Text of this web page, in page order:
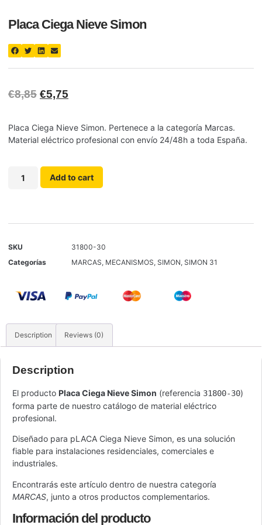
Placa Ciega Nieve Simon
€8,85 €5,75
Placa Ciega Nieve Simon. Pertenece a la categoría Marcas.
Material eléctrico profesional con envío 24/48h a toda España.
Add to cart
SKU
31800-30
Categorías
MARCAS, MECANISMOS, SIMON, SIMON 31
Description Reviews (0)
Description
El producto Placa Ciega Nieve Simon (referencia 31800-30)
forma parte de nuestro catálogo de material eléctrico
profesional.
Diseñado para pLACA Ciega Nieve Simon, es una solución
fiable para instalaciones residenciales, comerciales e
industriales.
Encontrarás este artículo dentro de nuestra categoría
MARCAS, junto a otros productos complementarios.
Información del producto